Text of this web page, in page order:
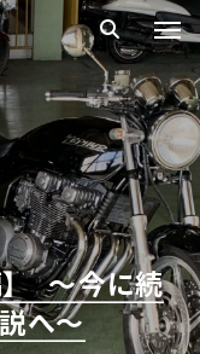
】 ～今に続
へ～